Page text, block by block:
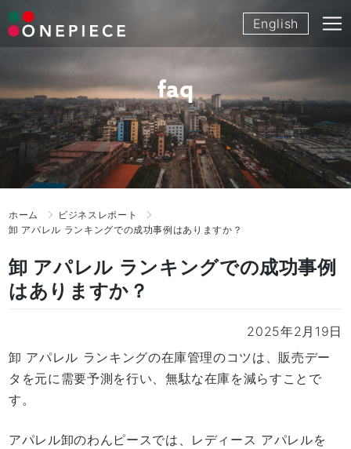
Skip
to
English
faq
ホーム
ビジネスレポート
卸 アパレル ランキングでの成功事例はありますか？
卸 アパレル ランキングでの成功事例
はありますか？
2025年2月19日
卸 アパレル ランキングの在庫管理のコツは、販売デー
タを元に需要予測を行い、無駄な在庫を減らすことで
す。
アパレル卸のわんピースでは、レディース アパレルを